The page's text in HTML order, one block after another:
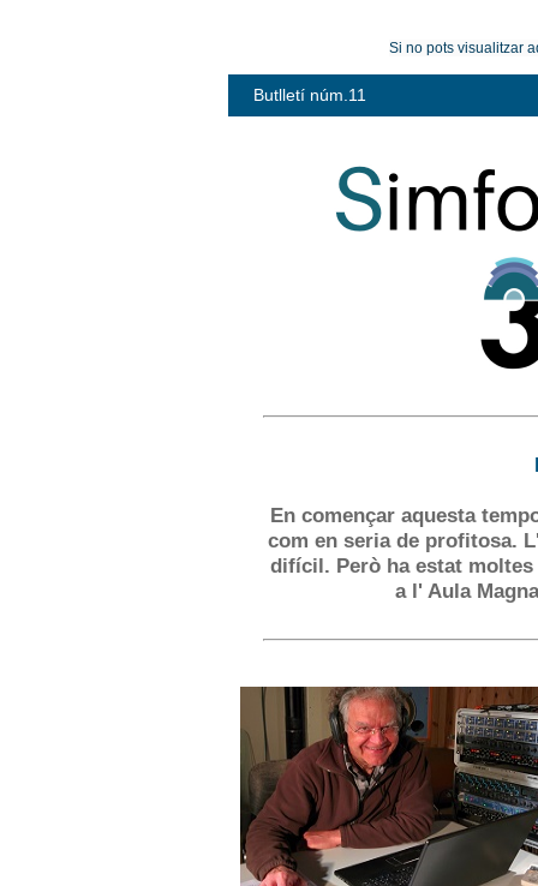
Si no pots visualitzar
Butlletí núm.11
En començar aquesta tem
com en seria de profitosa.
difícil. Però ha estat
a l' Aula